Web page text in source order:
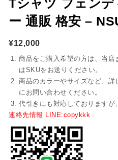
Tシャツ フェン
ー 通販 格安 –
¥12,000
商品をご購入希望の方は、当
はSKUをお送りください。
商品のカラーやサイズなど、
にお問い合わせください。
代引きにも対応しておりますが
連絡先情報 LINE:copykkk